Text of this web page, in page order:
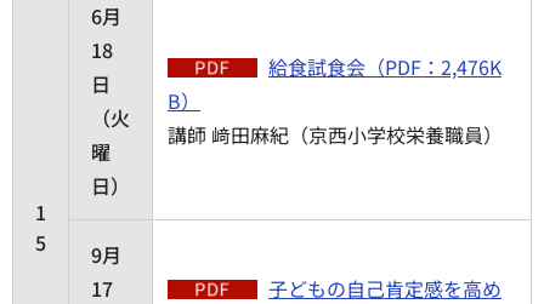
1
5
6月
18
日
（火
曜
日）
給食試食会（PDF：2,476K
B）
講師 﨑田麻紀（京西小学校栄養職員）
9月
17
子どもの自己肯定感を高め